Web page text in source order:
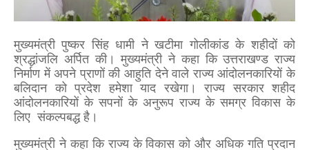
मुख्यमंत्री पुष्कर सिंह धामी ने खटीमा गोलीकांड के शहीदों को
श्रद्धांजलि अर्पित की। मुख्यमंत्री ने कहा कि उत्तराखण्ड राज्य
निर्माण में अपने प्राणों की आहुति देने वाले राज्य आंदोलनकारियों के
बलिदान को प्रदेश हमेशा याद रखेगा। राज्य सरकार शहीद
आंदोलनकारियों के सपनों के अनुरूप राज्य के समग्र विकास के
लिए संकल्पबद्ध है।
मुख्यमंत्री ने कहा कि राज्य के विकास को और अधिक गति प्रदान